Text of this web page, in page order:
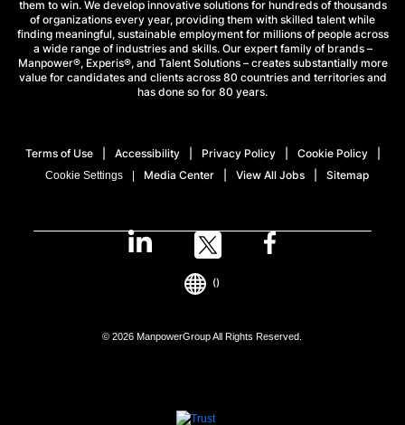
them to win. We develop innovative solutions for hundreds of thousands
of organizations every year, providing them with skilled talent while
finding meaningful, sustainable employment for millions of people across
a wide range of industries and skills. Our expert family of brands –
Manpower®, Experis®, and Talent Solutions – creates substantially more
value for candidates and clients across 80 countries and territories and
has done so for 80 years.
Terms of Use Accessibility Privacy Policy Cookie Policy
Cookie Settings Media Center View All Jobs Sitemap
© 2026 ManpowerGroup All Rights Reserved.
()